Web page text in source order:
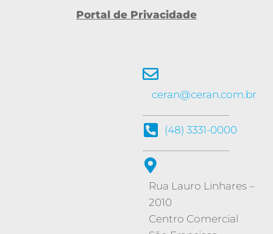
Portal de Privacidade
ceran@ceran.com.br
(48) 3331-0000
Rua Lauro Linhares –
2010
Centro Comercial